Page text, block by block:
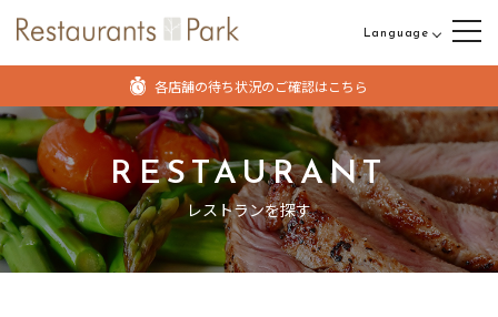
各店舗の待ち状況のご確認はこちら
Language
日本語
English
中文（繁体字）
中文（簡体字）
RESTAURANT
レストランを探す